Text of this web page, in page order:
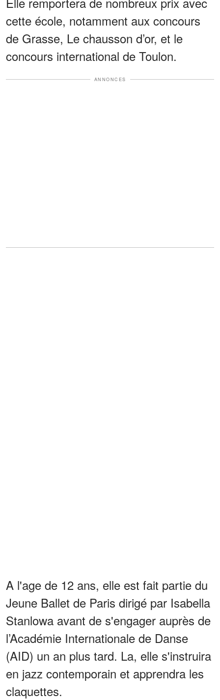
cette école, notamment aux concours
de Grasse, Le chausson d’or, et le
concours international de Toulon.
ANNONCES
A l'age de 12 ans, elle est fait partie du
Jeune Ballet de Paris dirigé par Isabella
Stanlowa avant de s'engager auprès de
l’Académie Internationale de Danse
(AID) un an plus tard. La, elle s'instruira
en jazz contemporain et apprendra les
claquettes.